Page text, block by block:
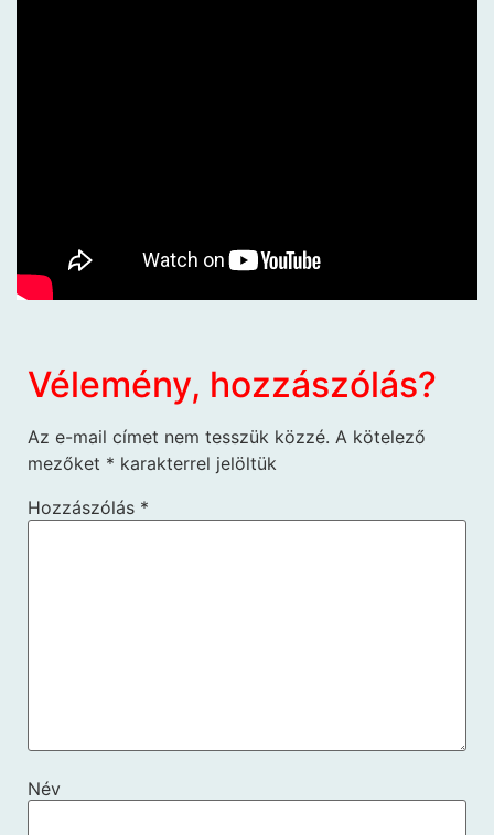
Vélemény, hozzászólás?
Az e-mail címet nem tesszük közzé. A kötelező
mezőket * karakterrel jelöltük
Hozzászólás *
Név